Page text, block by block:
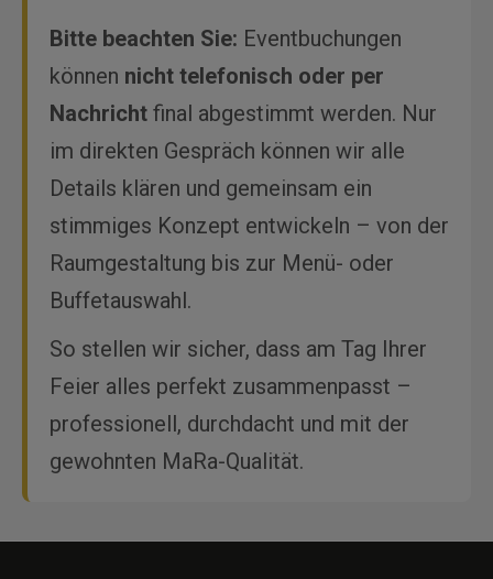
Bitte beachten Sie: Eventbuchungen
können nicht telefonisch oder per
Nachricht final abgestimmt werden. Nur
im direkten Gespräch können wir alle
Details klären und gemeinsam ein
stimmiges Konzept entwickeln – von der
Raumgestaltung bis zur Menü- oder
Buffetauswahl.
So stellen wir sicher, dass am Tag Ihrer
Feier alles perfekt zusammenpasst –
professionell, durchdacht und mit der
gewohnten MaRa-Qualität.